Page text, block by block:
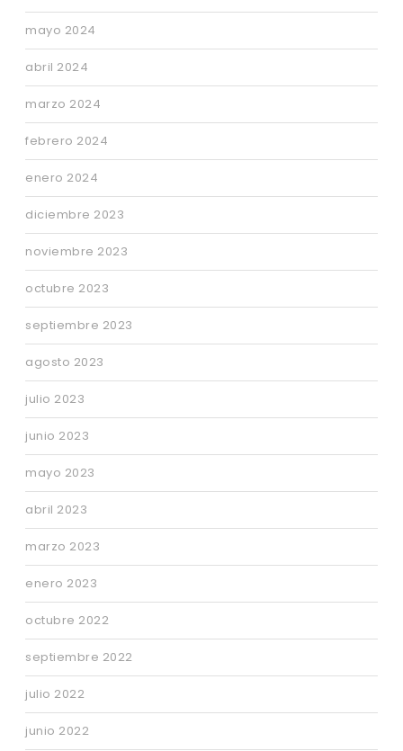
mayo 2024
abril 2024
marzo 2024
febrero 2024
enero 2024
diciembre 2023
noviembre 2023
octubre 2023
septiembre 2023
agosto 2023
julio 2023
junio 2023
mayo 2023
abril 2023
marzo 2023
enero 2023
octubre 2022
septiembre 2022
julio 2022
junio 2022